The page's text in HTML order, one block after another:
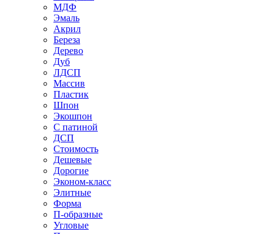
МДФ
Эмаль
Акрил
Береза
Дерево
Дуб
ЛДСП
Массив
Пластик
Шпон
Экошпон
С патиной
ДСП
Стоимость
Дешевые
Дорогие
Эконом-класс
Элитные
Форма
П-образные
Угловые